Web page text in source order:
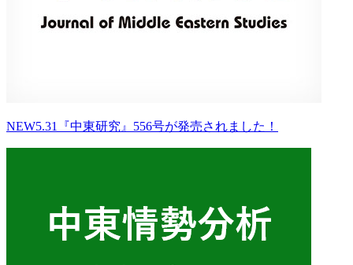
NEW5.31『中東研究』556号が発売されました！